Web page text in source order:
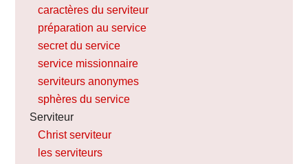
caractères du serviteur
préparation au service
secret du service
service missionnaire
serviteurs anonymes
sphères du service
Serviteur
Christ serviteur
les serviteurs